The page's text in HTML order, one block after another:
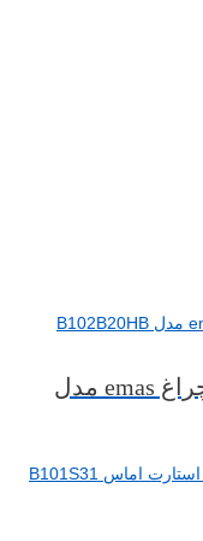
پوش باتن دوبل بزرگ بدون چراغ emas مدل